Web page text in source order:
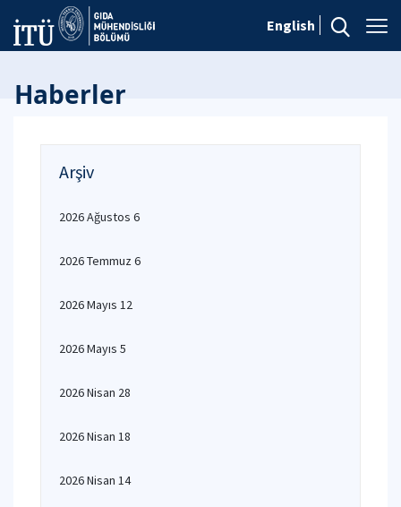
English
Haberler
Arşiv
2026 Ağustos 6
2026 Temmuz 6
2026 Mayıs 12
2026 Mayıs 5
2026 Nisan 28
2026 Nisan 18
2026 Nisan 14